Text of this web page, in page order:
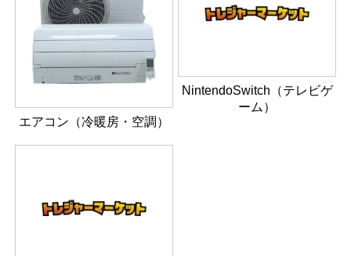
エアコン（冷暖房・空調）
NintendoSwitch（テレビゲ
ーム）